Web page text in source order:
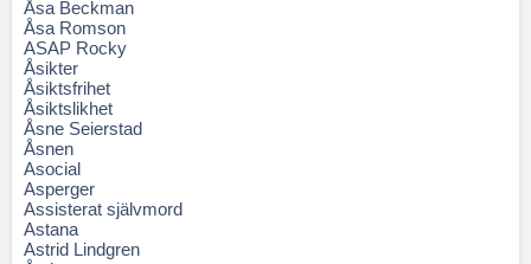
Åsa Beckman
Åsa Romson
ASAP Rocky
Åsikter
Åsiktsfrihet
Åsiktslikhet
Åsne Seierstad
Åsnen
Asocial
Asperger
Assisterat självmord
Astana
Astrid Lindgren